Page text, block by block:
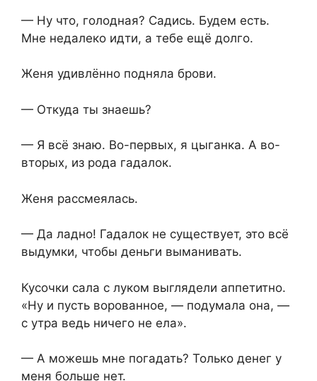
— Ну что, голодная? Садись. Будем есть.
Мне недалеко идти, а тебе ещё долго.
Женя удивлённо подняла брови.
— Откуда ты знаешь?
— Я всё знаю. Во-первых, я цыганка. А во-
вторых, из рода гадалок.
Женя рассмеялась.
— Да ладно! Гадалок не существует, это всё
выдумки, чтобы деньги выманивать.
Кусочки сала с луком выглядели аппетитно.
«Ну и пусть ворованное, — подумала она, —
с утра ведь ничего не ела».
— А можешь мне погадать? Только денег у
меня больше нет.